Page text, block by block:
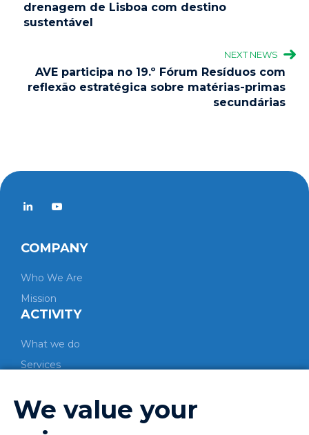
We value your
drenagem de Lisboa com destino
sustentável
NEXT NEWS
AVE participa no 19.º Fórum Resíduos com
reflexão estratégica sobre matérias-primas
secundárias
COMPANY
Who We Are
Mission
ACTIVITY
What we do
Services
Process
Energetic valorization